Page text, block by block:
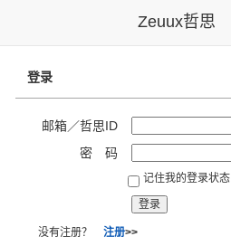
Zeuux哲思
登录
邮箱／哲思ID
密 码
记住我的登录状态
没有注册？ 注册>>